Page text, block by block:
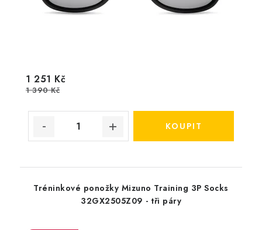
1 251 Kč
1 390 Kč
Tréninkové ponožky Mizuno Training 3P Socks
32GX2505Z09 - tři páry